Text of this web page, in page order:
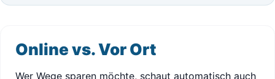
Online vs. Vor Ort
Wer Wege sparen möchte, schaut automatisch auch